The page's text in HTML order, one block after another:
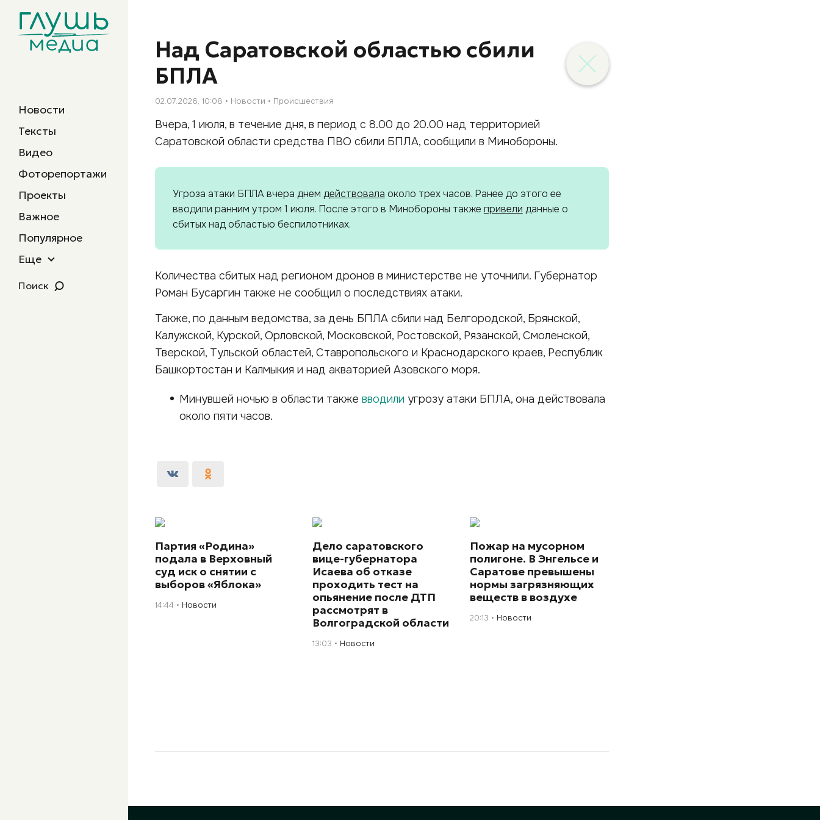
Новости
Тексты
Видео
Фоторепортажи
Проекты
Важное
Популярное
Еще
Поиск
Над Саратовской областью сбили
БПЛА
02.07.2026, 10:08 Новости Происшествия
Вчера, 1 июля, в течение дня, в период с 8.00 до 20.00 над территорией
Саратовской области средства ПВО сбили БПЛА, сообщили в Минобороны.
Угроза атаки БПЛА вчера днем действовала около трех часов. Ранее до этого ее
вводили ранним утром 1 июля. После этого в Минобороны также привели данные о
сбитых над областью беспилотниках.
Количества сбитых над регионом дронов в министерстве не уточнили. Губернатор
Роман Бусаргин также не сообщил о последствиях атаки.
Также, по данным ведомства, за день БПЛА сбили над Белгородской, Брянской,
Калужской, Курской, Орловской, Московской, Ростовской, Рязанской, Смоленской,
Тверской, Тульской областей, Ставропольского и Краснодарского краев, Республик
Башкортостан и Калмыкия и над акваторией Азовского моря.
Минувшей ночью в области также вводили угрозу атаки БПЛА, она действовала
около пяти часов.
Партия «Родина»
подала в Верховный
суд иск о снятии с
выборов «Яблока»
14:44 Новости
Дело саратовского
вице-губернатора
Исаева об отказе
проходить тест на
опьянение после ДТП
рассмотрят в
Волгоградской области
13:03 Новости
Пожар на мусорном
полигоне. В Энгельсе и
Саратове превышены
нормы загрязняющих
веществ в воздухе
20:13 Новости